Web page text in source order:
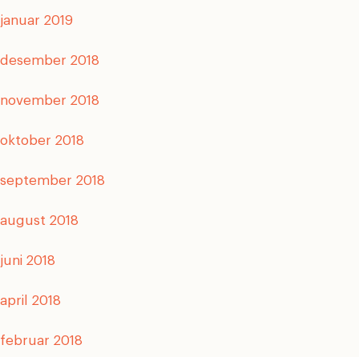
januar 2019
desember 2018
november 2018
oktober 2018
september 2018
august 2018
juni 2018
april 2018
februar 2018